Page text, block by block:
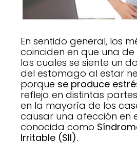
En sentido general, los
coinciden en que una
las cuales se siente un
del estomago al estar
porque se produce
refleja en distintas
en la mayoría de los
causar una afección en
conocida como
Irritable (SII).